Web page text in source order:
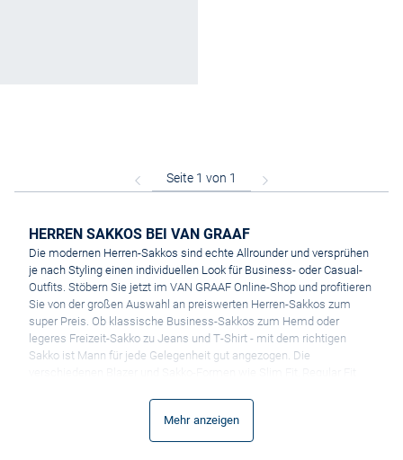
HERREN SAKKOS BEI VAN GRAAF
Die modernen Herren-Sakkos sind echte Allrounder und versprühen
je nach Styling einen individuellen Look für Business- oder Casual-
Outfits. Stöbern Sie jetzt im VAN GRAAF Online-Shop und profitieren
Sie von der großen Auswahl an preiswerten Herren-Sakkos zum
super Preis. Ob klassische Business-Sakkos zum Hemd oder
legeres Freizeit-Sakko zu Jeans und T-Shirt - mit dem richtigen
Sakko ist Mann für jede Gelegenheit gut angezogen. Die
und unterstützen modisch den individuellen Look des jeweiligen
Typs. Auffällige Futterstoffe in kontrastierenden Farben und
raffinierte Details sorgen für modische Akzente und erfüllen selbst
Mehr anzeigen